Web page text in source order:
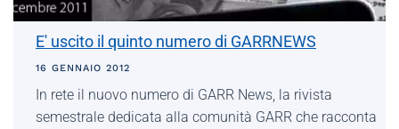
E' uscito il quinto numero di GARRNEWS
16 GENNAIO 2012
In rete il nuovo numero di GARR News, la rivista
semestrale dedicata alla comunità GARR che racconta